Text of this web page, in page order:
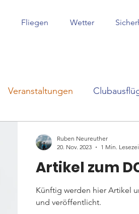
Fliegen Wetter
Veranstaltungen
Artikel zum
Künftig werden hier Artikel
und veröffentlicht.
Ruben Neureuther
20. Nov. 2023
1 Min.